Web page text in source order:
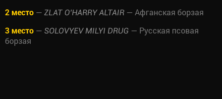
2 место — ZLAT O’HARRY ALTAIR — Афганская борзая
3 место — SOLOVYEV MILYI DRUG — Русская псовая
борзая